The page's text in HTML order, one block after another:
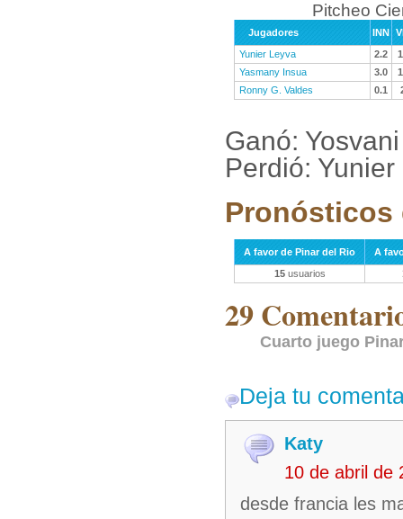
Pitcheo
Jugadores INN
Yunier Leyva
2.2
Yasmany Insua
3.0
Ronny G. Valdes
0.1
Ganó:
Perdió:
Pronósticos
A favor de Pinar del Rio
A
15usuarios
29
Cuarto juego
Deja tu
Katy
10 de abril de
desde francia les